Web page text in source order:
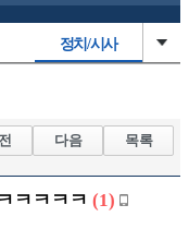
정치/시사
국내축구
다음 목록
ㅋㅋㅋㅋ (1)